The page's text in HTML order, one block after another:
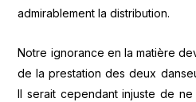
admirablement la distribution.
Notre ignorance en la matière
de la prestation des deux
Il serait cependant injuste de